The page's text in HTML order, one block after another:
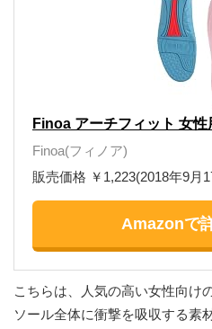
Finoa アーチフィット 女性
Finoa(フィノア)
販売価格 ￥1,223(2018年9月
Amazonで
こちらは、人気の高い女性向け
ソール全体に衝撃を吸収する素